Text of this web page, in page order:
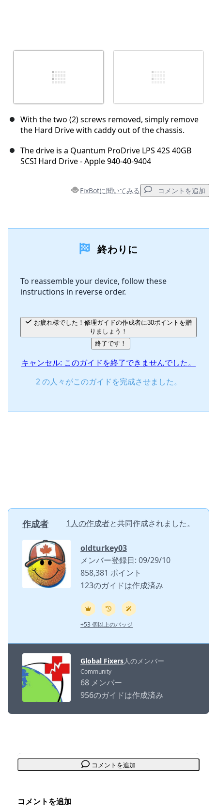
With the two (2) screws removed, simply remove
the Hard Drive with caddy out of the chassis.
The drive is a Quantum ProDrive LPS 42S 40GB
SCSI Hard Drive - Apple 940-40-9404
FixBotに聞いてみる コメントを追加
キャンセル
終わりに
To reassemble your device, follow these
instructions in reverse order.
りましょう！
終了です！
キャンセル: このガイドを終了できませんでした。
2 の人々がこのガイドを完成させました。
作成者 1人の作成者と共同作成されました。
oldturkey03
メンバー登録日: 09/29/10
858,381 ポイント
123のガイドは作成済み
+53 個以上のバッジ
Global Fixers人のメンバー
Community
68 メンバー
956のガイドは作成済み
コメントを追加
コメントを追加